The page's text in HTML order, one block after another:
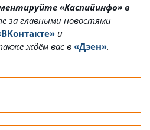
«Каспийинфо» в
за главными новостями
и
ждём вас в«Дзен».